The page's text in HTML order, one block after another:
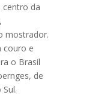
da
mostrador.
couro e
o Brasil
de